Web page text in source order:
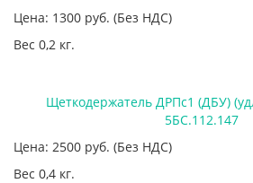
Цена: 1300 руб. (Без НДС)
Вес 0,2 кг.
Щеткодержатель ДРПс1 (ДБУ)
5БС.112.147
Цена: 2500 руб. (Без НДС)
Вес 0,4 кг.